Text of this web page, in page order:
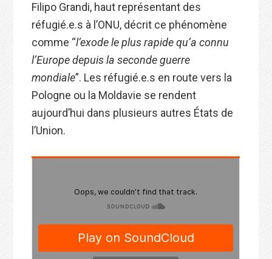
Filipo Grandi, haut représentant des
réfugié.e.s à l’ONU, décrit ce phénomène
comme “l’exode le plus rapide qu’a connu
l’Europe depuis la seconde guerre
mondiale”. Les réfugié.e.s en route vers la
Pologne ou la Moldavie se rendent
aujourd’hui dans plusieurs autres États de
l’Union.